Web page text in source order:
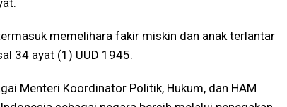
memelihara fakir miskin dan anak terlantar
34 ayat (1) UUD 1945.
Menteri Koordinator Politik, Hukum, dan HAM